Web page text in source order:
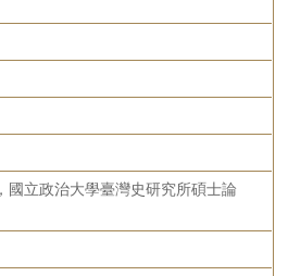
國立政治大學臺灣史研究所碩士論